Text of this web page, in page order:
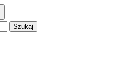
Szukaj